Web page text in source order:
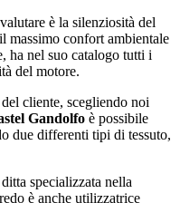
è la silenziosità del
massimo confort ambientale
ha nel suo catalogo tutti i
del motore.
cliente, scegliendo noi
Gandolfo è possibile
due differenti tipi di tessuto,
specializzata nella
è anche utilizzatrice